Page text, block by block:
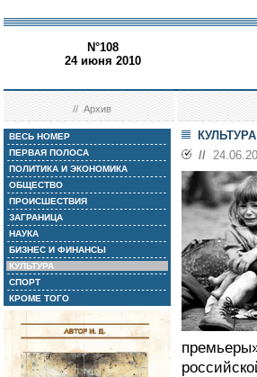
N°108
24 июня 2010
//Архив
ВЕСЬ НОМЕР
ПЕРВАЯ ПОЛОСА
ПОЛИТИКА И ЭКОНОМИКА
ОБЩЕСТВО
ПРОИСШЕСТВИЯ
ЗАГРАНИЦА
НАУКА
БИЗНЕС И ФИНАНСЫ
КУЛЬТУРА
СПОРТ
КРОМЕ ТОГО
КУЛЬТУРА
//